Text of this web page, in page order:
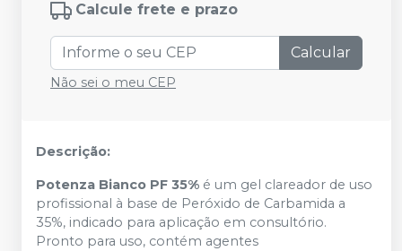
Calcule frete e prazo
Calcular
Não sei o meu CEP
Descrição:
Potenza Bianco PF 35% é um gel clareador de uso
profissional à base de Peróxido de Carbamida a
35%, indicado para aplicação em consultório.
Pronto para uso, contém agentes